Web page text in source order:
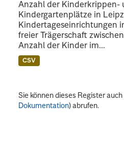
Anzahl der Kinderkrippen-
Kindergartenplätze in
Kindertageseinrichtungen
freier Trägerschaft
Anzahl der Kinder im...
CSV
Sie können dieses Register
Dokumentation) abrufen.